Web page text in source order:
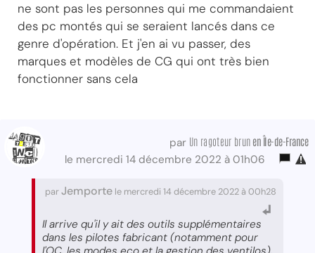
ne sont pas les personnes qui me commandaient
des pc montés qui se seraient lancés dans ce
genre d'opération. Et j'en ai vu passer, des
marques et modèles de CG qui ont très bien
fonctionner sans cela
par Un ragoteur brun en Île-de-France
le mercredi 14 décembre 2022 à 01h06
parJemporte le mercredi 14 décembre 2022 à 00h28
Il arrive qu'il y ait des outils supplémentaires
dans les pilotes fabricant (notamment pour